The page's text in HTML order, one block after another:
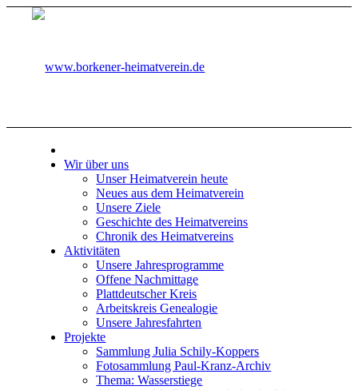
Wir über uns
Unser Heimatverein heute
Neues aus dem Heimatverein
Unsere Ziele
Geschichte des Heimatvereins
Chronik des Heimatvereins
Aktivitäten
Unsere Jahresprogramme
Offene Nachmittage
Plattdeutscher Kreis
Arbeitskreis Genealogie
Unsere Jahresfahrten
Projekte
Sammlung Julia Schily-Koppers
Fotosammlung Paul-Kranz-Archiv
Thema: Wasserstiege